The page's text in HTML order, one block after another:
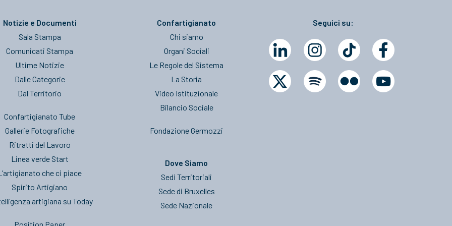
Notizie e Documenti
Sala Stampa
Comunicati Stampa
Ultime Notizie
Dalle Categorie
Dal Territorio
Confartigianato Tube
Gallerie Fotografiche
Ritratti del Lavoro
Linea verde Start
che ci piace
Spirito Artigiano
artigiana su Today
Confartigianato
Chi siamo
Organi Sociali
Le Regole del Sistema
La Storia
Video Istituzionale
Bilancio Sociale
Fondazione Germozzi
Dove Siamo
Sedi Territoriali
Sede di Bruxelles
Sede Nazionale
Seguici su: